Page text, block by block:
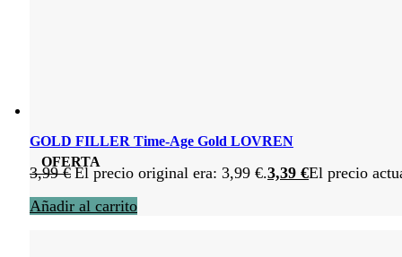
OFERTA
GOLD FILLER Time-Age Gold LOVREN
3,99€ El precio original era: 3,99 €.3,39 €El precio
Añadir al carrito